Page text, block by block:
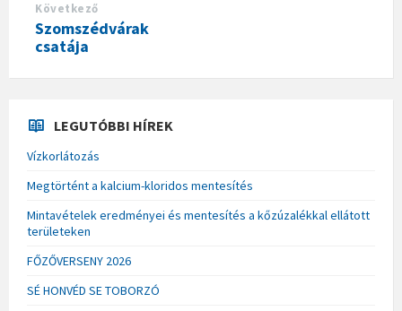
Következő
Szomszédvárak
csatája
LEGUTÓBBI HÍREK
Vízkorlátozás
Megtörtént a kalcium-kloridos mentesítés
Mintavételek eredményei és mentesítés a kőzúzalékkal ellátott
területeken
FŐZŐVERSENY 2026
SÉ HONVÉD SE TOBORZÓ